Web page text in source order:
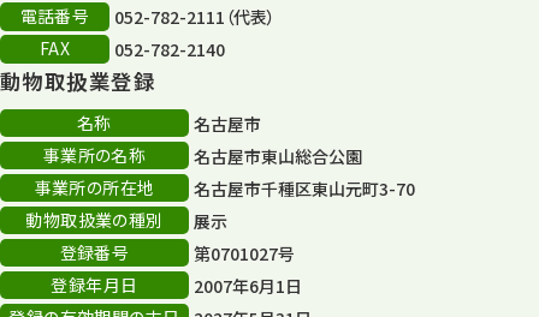
電話番号
052-782-2111（代表）
FAX
052-782-2140
動物取扱業登録
名称
名古屋市
事業所の名称
名古屋市東山総合公園
事業所の所在地
名古屋市千種区東山元町3-70
動物取扱業の種別
展示
登録番号
第0701027号
登録年月日
2007年6月1日